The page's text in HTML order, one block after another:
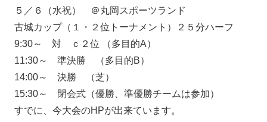
５／６（水祝） ＠丸岡スポーツランド
古城カップ（１・２位トーナメント）２５分ハーフ
9:30～ 対 ｃ２位 （多目的A）
11:30～ 準決勝 （多目的B）
14:00～ 決勝 （芝）
15:30～ 閉会式（優勝、準優勝チームは参加）
すでに、今大会のHPが出来ています。